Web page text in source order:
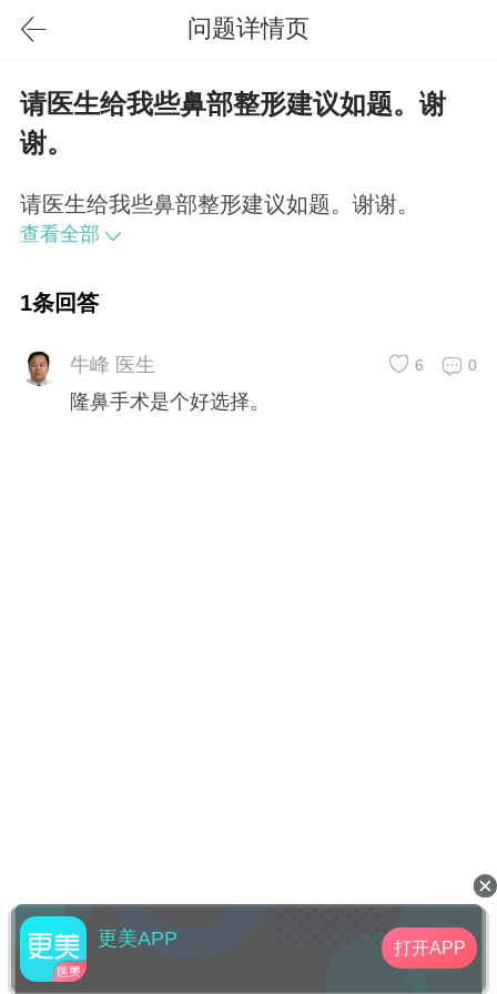
问题详情页
请医生给我些鼻部整形建议如题。谢
谢。
请医生给我些鼻部整形建议如题。谢谢。
查看全部
1条回答
牛峰 医生 0
6
隆鼻手术是个好选择。
更美APP 打开APP